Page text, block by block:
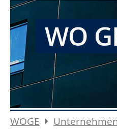
WO
WOGE Unternehmen